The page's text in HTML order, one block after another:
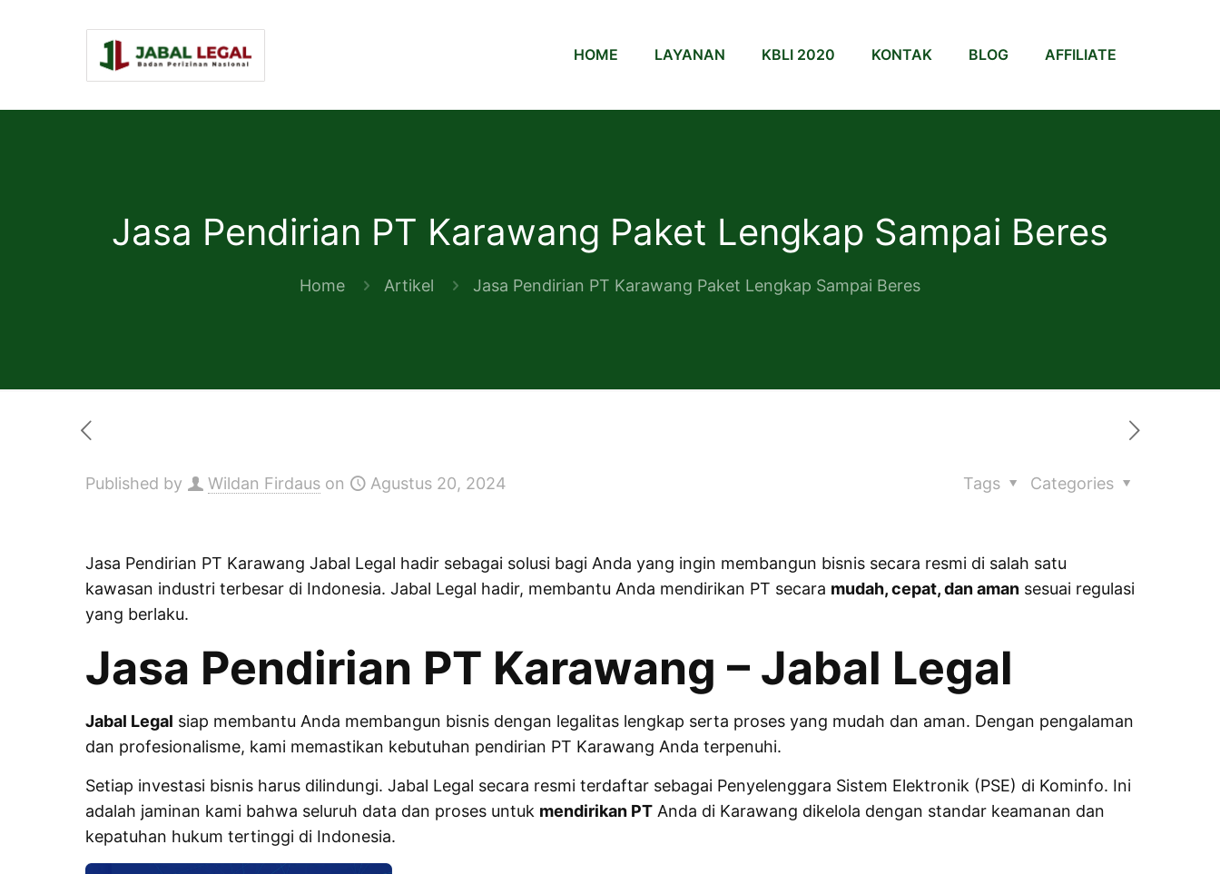
HOME LAYANAN KBLI 2020 KONTAK BLOG AFFILIATE
Jasa Pendirian PT Karawang Paket Lengkap Sampai Beres
Home Artikel Jasa Pendirian PT Karawang Paket Lengkap Sampai Beres
Published by Wildan Firdaus on Agustus 20, 2024 Categories
Tags
Jasa Pendirian PT Karawang Jabal Legal hadir sebagai solusi bagi Anda yang ingin membangun bisnis secara resmi di salah satu
kawasan industri terbesar di Indonesia. Jabal Legal hadir, membantu Anda mendirikan PT secara mudah, cepat, dan amansesuai regulasi
yang berlaku.
Jasa Pendirian PT Karawang – Jabal Legal
Jabal Legal siap membantu Anda membangun bisnis dengan legalitaslengkap serta proses yang mudah dan aman. Dengan pengalaman
dan profesionalisme, kami memastikan kebutuhan pendirian PT Karawang Anda terpenuhi.
Setiap investasi bisnis harus dilindungi. Jabal Legal secara resmi terdaftar sebagai Penyelenggara Sistem Elektronik (PSE) di Kominfo. Ini
adalah jaminan kami bahwa seluruh data dan proses untuk mendirikan PTAnda di Karawang dikelola dengan standar keamanan dan
kepatuhan hukum tertinggi di Indonesia.